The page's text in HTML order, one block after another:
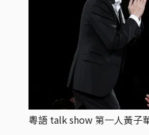
粵語 talk show 第一人黃子